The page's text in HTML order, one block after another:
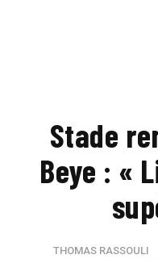
Stade
Beye : «
THOMAS RASSOULI